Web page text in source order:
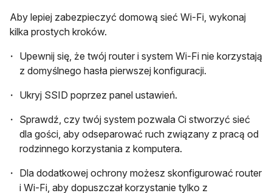
Aby lepiej zabezpieczyć domową sieć Wi-Fi, wykonaj
kilka prostych kroków.
Upewnij się, że twój router i system Wi-Fi nie korzystają
z domyślnego hasła pierwszej konfiguracji.
Ukryj SSID poprzez panel ustawień.
Sprawdź, czy twój system pozwala Ci stworzyć sieć
dla gości, aby odseparować ruch związany z pracą od
rodzinnego korzystania z komputera.
Dla dodatkowej ochrony możesz skonfigurować router
i Wi-Fi, aby dopuszczał korzystanie tylko z